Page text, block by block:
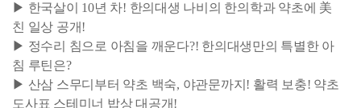
▶ 한국살이 10년 차! 한의대생 나비의 한의학과 약초에 美
친 일상 공개!
▶ 정수리 침으로 아침을 깨운다?! 한의대생만의 특별한 아
침 루틴은?
▶ 산삼 스무디부터 약초 백숙, 야관문까지! 활력 보충! 약초
도사표 스테미너 밥상 대공개!